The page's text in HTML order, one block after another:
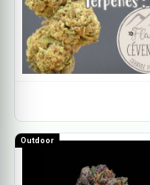
Outdoor